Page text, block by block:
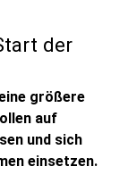
der
größere
auf
und sich
einsetzen.